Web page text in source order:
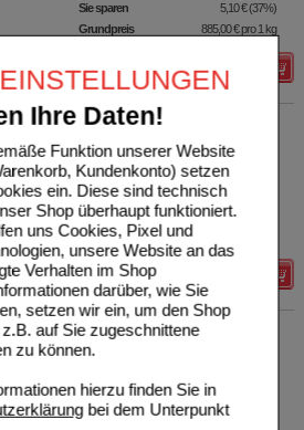
Ihre Daten!
Funktion unserer Website
Kundenkonto) setzen
ein. Diese sind technisch
Shop überhaupt funktioniert.
uns Cookies, Pixel und
unsere Website an das
Verhalten im Shop
darüber, wie Sie
setzen wir ein, um den Shop
auf Sie zugeschnittene
zu können.
hierzu finden Sie in
bei dem Unterpunkt
Sie sparen 5,10 € (37%)
Grundpreis
885,00 €pro 1 kg
Details
Gesichtspflege Creme
UVP**
Unser Preis*
Sie sparen 4,40 €
Grundpreis
Details
Sehkraft aktiv Kapseln
GmbH &
Unser Preis*
Sie sparen